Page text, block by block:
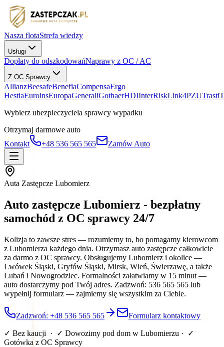
Nasza flotaStrefa wiedzy
Usługi
Dopłaty do odszkodowańNaprawy z OC / AC
Z OC Sprawcy
AllianzBeesafeBenefiaCompensaErgo
HestiaEuroinsEuropaGeneraliGothaerHDIInterRiskLink4PZUTrasti
Wybierz ubezpieczyciela sprawcy wypadku
Otrzymaj darmowe auto
Kontakt
+48 536 565 565 Zamów Auto
Auta Zastępcze Lubomierz
Auto zastępcze Lubomierz - bezpłatny
samochód z OC sprawcy 24/7
Kolizja to zawsze stres — rozumiemy to, bo pomagamy kierowcom
z Lubomierza każdego dnia. Otrzymasz auto zastępcze całkowicie
za darmo z OC sprawcy. Obsługujemy Lubomierz i okolice —
Lwówek Śląski, Gryfów Śląski, Mirsk, Wleń, Świerzawę, a także
Lubań i Nowogrodziec. Formalności załatwiamy w 15 minut —
auto dostarczymy pod Twój adres. Zadzwoń: 536 565 565 lub
wypełnij formularz — zajmiemy się wszystkim za Ciebie.
Zadzwoń: +48 536 565 565 Formularz kontaktowy
✓ Bez kaucji · ✓ Dowozimy pod dom w Lubomierzu · ✓
Gotówka z OC Sprawcy